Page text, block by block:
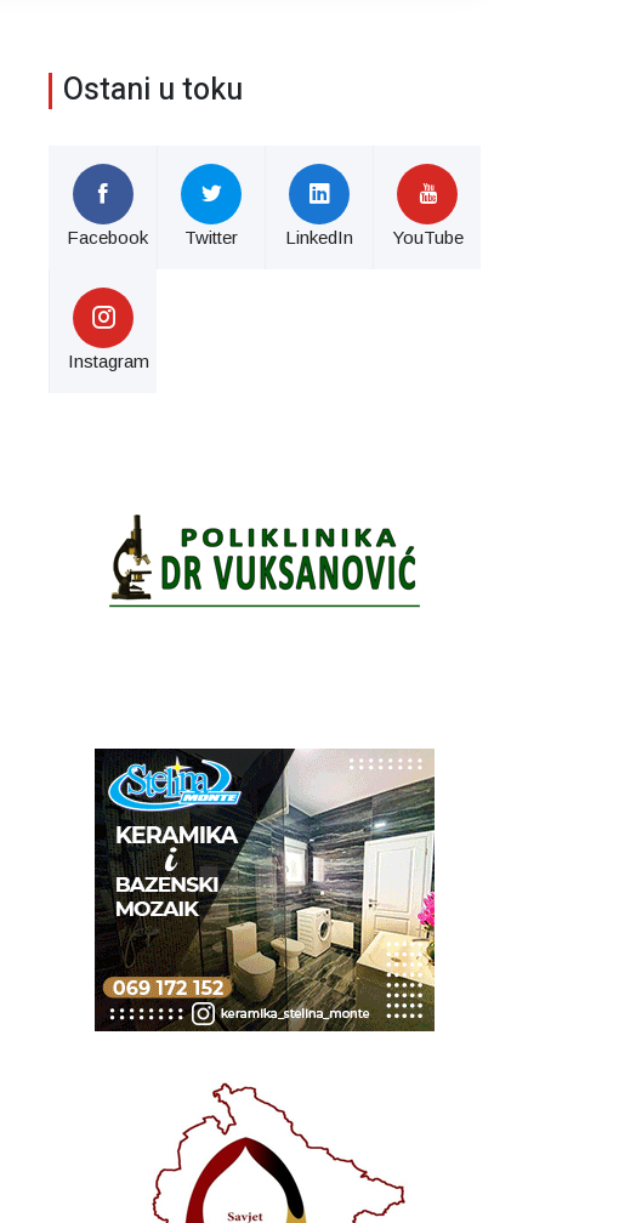
Ostani u toku
Facebook Twitter LinkedIn YouTube
Instagram